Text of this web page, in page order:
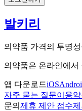
발키리
의약품 가격의 투명
의약품은 온라인에서
앱 다운로드iOS
자주 묻는 질문이용
문의 제휴 제안 접수제